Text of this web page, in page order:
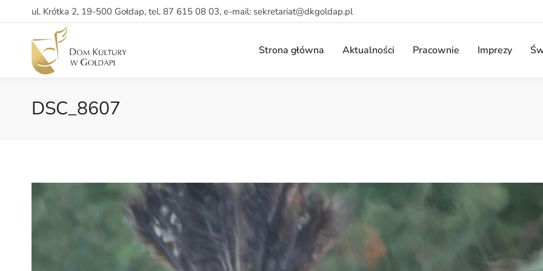
ul. Krótka 2, 19-500 Gołdap, tel. 87 615 08 03, e-mail: sekretariat@dkgoldap.pl
Strona główna Aktualności Pracownie Imprezy
DSC_8607